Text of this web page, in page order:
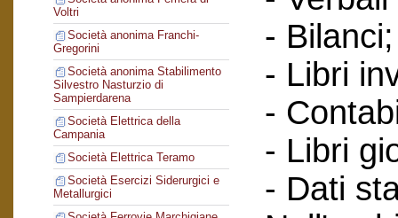
Voltri
Società anonima Franchi-
Gregorini
Società anonima Stabilimento
Silvestro Nasturzio di
Sampierdarena
Società Elettrica della
Campania
Società Elettrica Teramo
Società Esercizi Siderurgici e
Metallurgici
- Bilanci;
- Libri
-
- Libri
- Dati